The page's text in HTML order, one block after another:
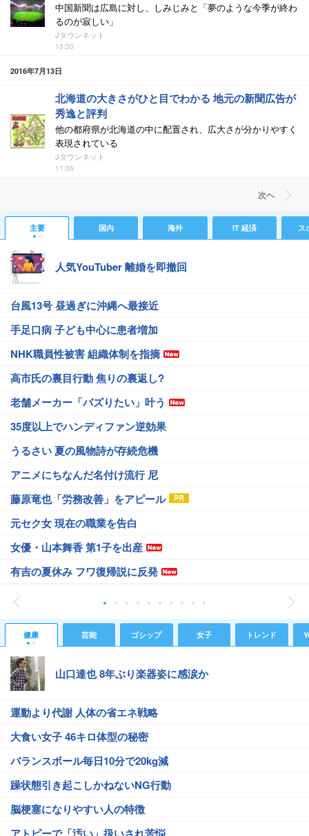
中国新聞は広島に対し、しみじみと「夢のような今季が終わ
るのが寂しい」
Jタウンネット
13:30
2016年7月13日
北海道の大きさがひと目でわかる 地元の新聞広告が
秀逸と評判
他の都府県が北海道の中に配置され、広大さが分かりやすく
表現されている
Jタウンネット
11:36
次ヘ
主要 国内 海外 IT 経済 ス
人気YouTuber 離婚を即撤回
台風13号 昼過ぎに沖縄へ最接近
手足口病 子ども中心に患者増加
NHK職員性被害 組織体制を指摘
高市氏の裏目行動 焦りの裏返し?
老舗メーカー「バズりたい」叶う
35度以上でハンディファン逆効果
うるさい 夏の風物詩が存続危機
アニメにちなんだ名付け流行 尼
藤原竜也「労務改善」をアピール
元セク女 現在の職業を告白
女優・山本舞香 第1子を出産
有吉の夏休み フワ復帰説に反発
健康 芸能 ゴシップ 女子 トレンド
山口達也 8年ぶり楽器姿に感涙か
運動より代謝 人体の省エネ戦略
大食い女子 46キロ体型の秘密
バランスボール毎日10分で20kg減
躁状態引き起こしかねないNG行動
脳梗塞になりやすい人の特徴